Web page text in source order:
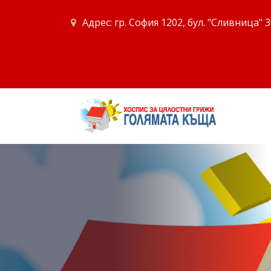
Адрес: гр. София 1202, бул. "Сливница"